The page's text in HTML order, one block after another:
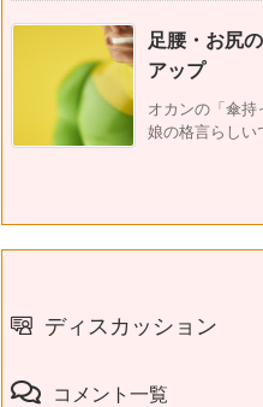
足腰・お尻
アップ
オカンの「傘持
娘の格言らしい
ディスカッション
コメント一覧